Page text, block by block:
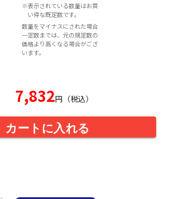
※表示されている数量はお買
い得な既定数です。
数量をマイナスにされた場合
一定数までは、元の規定数の
価格より高くなる場合がござ
います。
7,832円（税込）
カートに入れる